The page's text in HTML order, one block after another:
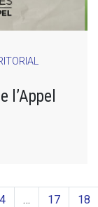
l’Appel
… 17 18